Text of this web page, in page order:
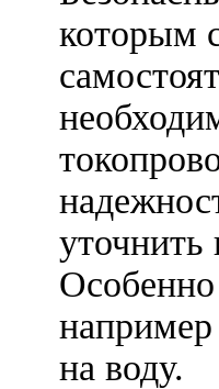
которым
уточнить
например
на воду.